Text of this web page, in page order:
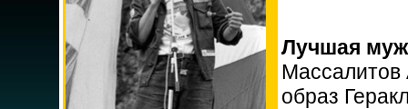
Лучшая
образ